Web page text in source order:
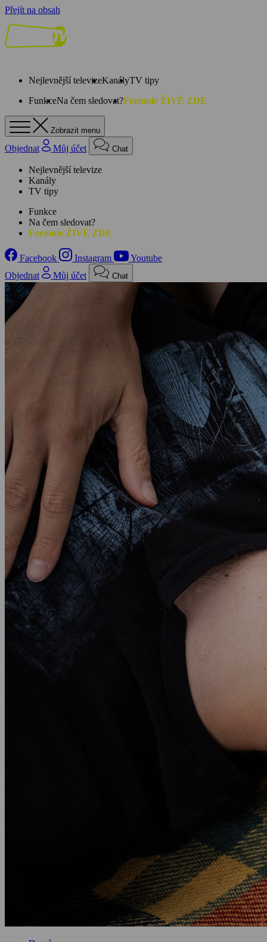
Přejít na obsah
Nejlevnější televizeKanályTV tipy
FunkceNa čem sledovat?Formule ŽIVĚ ZDE
Zobrazit menu
Objednat Můj účet Chat
Nejlevnější televize
Kanály
TV tipy
Funkce
Na čem sledovat?
Formule ŽIVĚ ZDE
Facebook Instagram
Youtube
Objednat
Můj účet Chat